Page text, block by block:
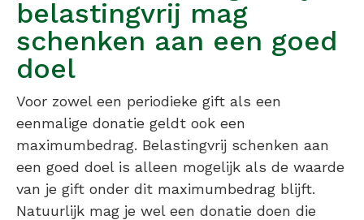
belastingvrij mag
schenken aan een goed
doel
Voor zowel een periodieke gift als een
eenmalige donatie geldt ook een
maximumbedrag. Belastingvrij schenken aan
een goed doel is alleen mogelijk als de waarde
van je gift onder dit maximumbedrag blijft.
Natuurlijk mag je wel een donatie doen die